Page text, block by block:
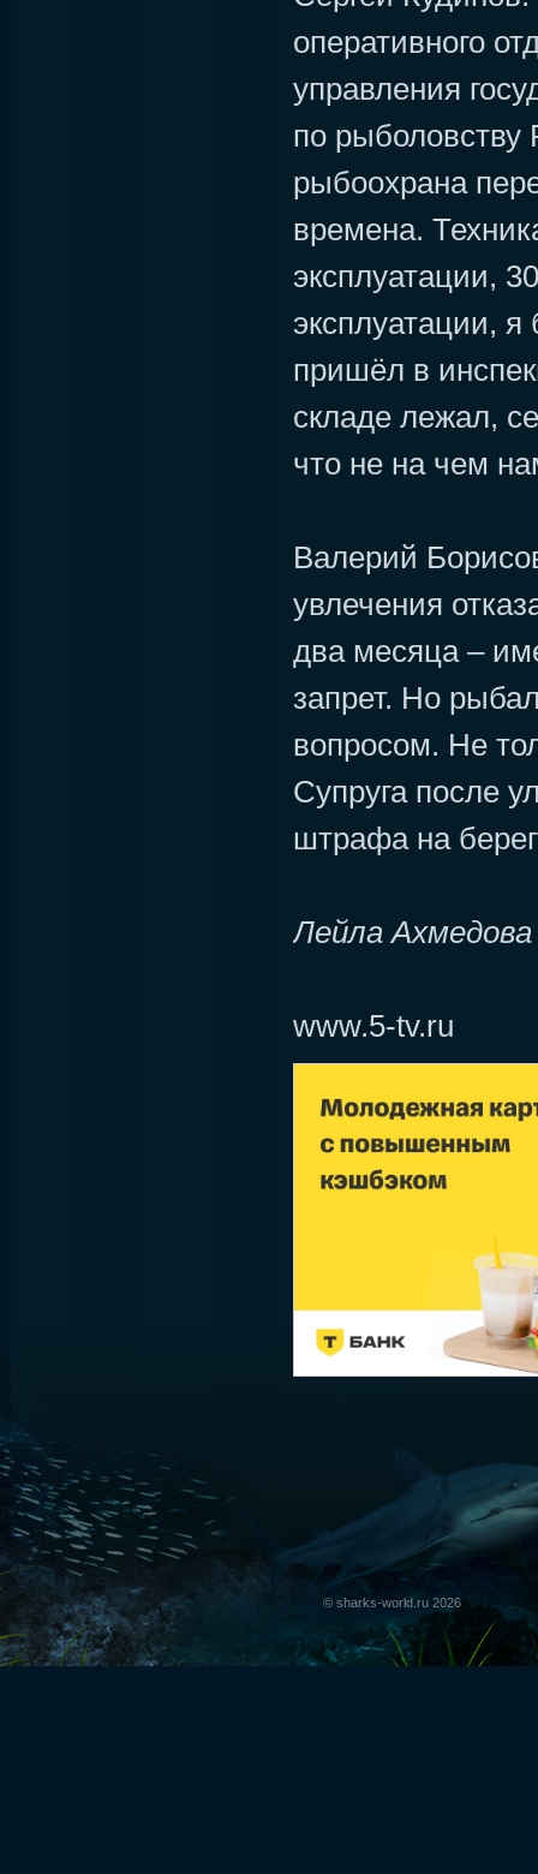
оперативного
управления
по
рыбоохрана
времена.
эксплуатации,
эксплуатации,
пришёл в
складе лежал,
что не на чем
Валерий
увлечения
два месяца –
запрет. Но
вопросом. Не
Супруга после
штрафа на
Лейла Ахмедова
www.5-tv.ru
© sharks-world.ru 2026